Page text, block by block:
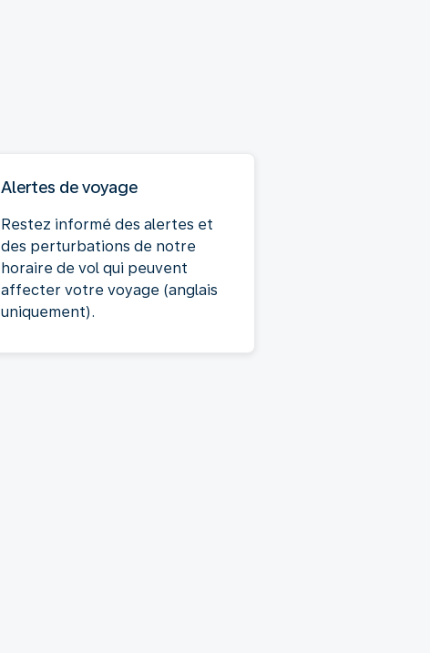
Alertes de voyage
Restez informé des alertes et
des perturbations de notre
horaire de vol qui peuvent
affecter votre voyage (anglais
uniquement).